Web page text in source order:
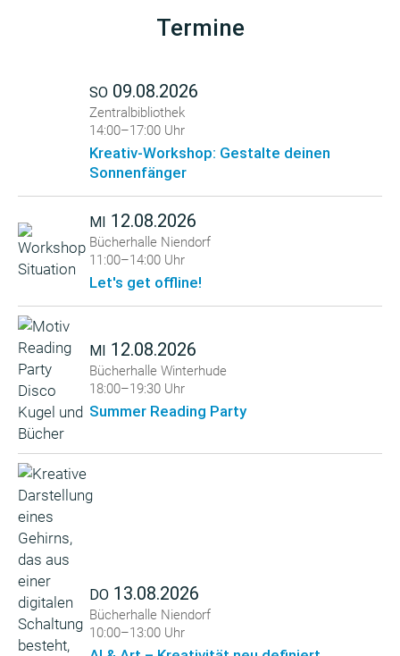
Termine
SO 09.08.2026
Zentralbibliothek
14:00–17:00 Uhr
Kreativ-Workshop: Gestalte deinen
Sonnenfänger
MI 12.08.2026
Bücherhalle Niendorf
11:00–14:00 Uhr
Let's get offline!
MI 12.08.2026
Bücherhalle Winterhude
18:00–19:30 Uhr
Summer Reading Party
DO 13.08.2026
Bücherhalle Niendorf
10:00–13:00 Uhr